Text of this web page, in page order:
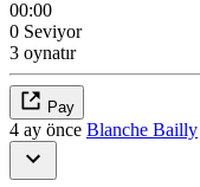
00:00
0 Seviyor
3 oynatır
Pay
4 ay önce Blanche Bailly